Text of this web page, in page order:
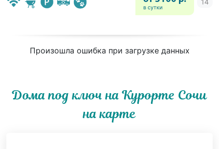
в сутки
Произошла ошибка при загрузке данных
Дома под ключ на Курорте Сочи
на карте